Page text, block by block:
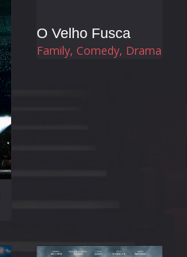
O Velho Fusca
Family, Comedy, Drama